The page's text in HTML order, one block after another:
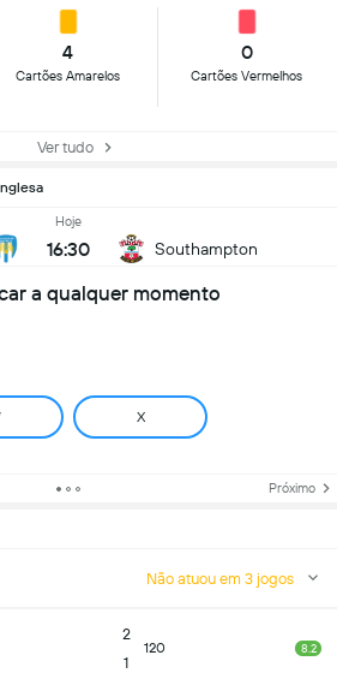
4
Cartões Amarelos
0
Cartões Vermelhos
Ver tudo
Hoje
16:30 Southampton
a qualquer momento
X
Próximo
Não atuou em 3 jogos
2
1
120 8.2